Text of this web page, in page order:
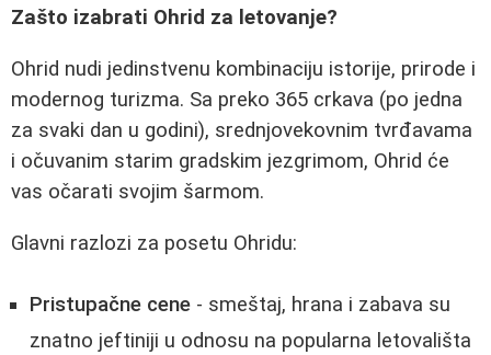
Zašto izabrati Ohrid za letovanje?
Ohrid nudi jedinstvenu kombinaciju istorije, prirode i
modernog turizma. Sa preko 365 crkava (po jedna
za svaki dan u godini), srednjovekovnim tvrđavama
i očuvanim starim gradskim jezgrimom, Ohrid će
vas očarati svojim šarmom.
Glavni razlozi za posetu Ohridu:
Pristupačne cene - smeštaj, hrana i zabava su
znatno jeftiniji u odnosu na popularna letovališta